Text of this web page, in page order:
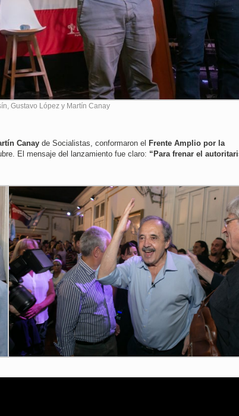
Gustavo López y Martín Canay
Canay de Socialistas, conformaron el Frente Amplio por la
El mensaje del lanzamiento fue claro: “Para frenar el